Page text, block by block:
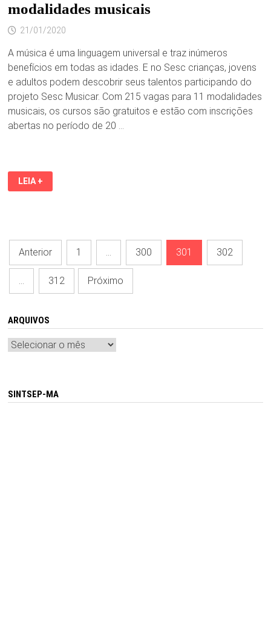
modalidades musicais
21/01/2020
A música é uma linguagem universal e traz inúmeros
benefícios em todas as idades. E no Sesc crianças, jovens
e adultos podem descobrir seus talentos participando do
projeto Sesc Musicar. Com 215 vagas para 11 modalidades
musicais, os cursos são gratuitos e estão com inscrições
abertas no período de 20 …
SESC
ABRE
INSCRIÇÕES
LEIA +
Paginação
de
posts
Anterior 1 … 300 301 302
… 312 Próximo
ARQUIVOS
Arquivos
SINTSEP-MA